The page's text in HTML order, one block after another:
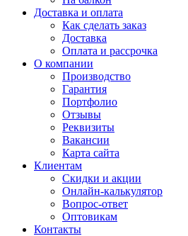
Доставка и оплата
Как сделать заказ
Доставка
Оплата и рассрочка
О компании
Производство
Гарантия
Портфолио
Отзывы
Реквизиты
Вакансии
Карта сайта
Клиентам
Скидки и акции
Онлайн-калькулятор
Вопрос-ответ
Оптовикам
Контакты